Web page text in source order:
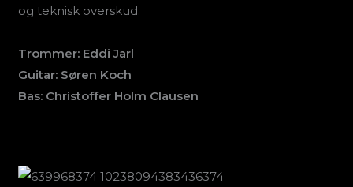
og teknisk overskud.
Trommer: Eddi Jarl
Guitar: Søren Koch
Bas: Christoffer Holm Clausen